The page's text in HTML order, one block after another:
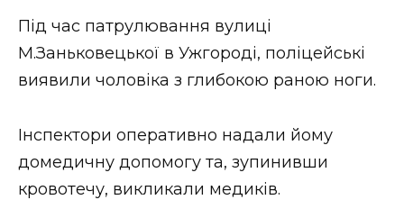
Втрачений Ужгород (відеоверсія)
ЗАКАРПАТСЬКІ НОВИНИ
Під час патрулювання вулиці
М.Заньковецької в Ужгороді, поліцейські
виявили чоловіка з глибокою раною ноги.
Інспектори оперативно надали йому
домедичну допомогу та, зупинивши
кровотечу, викликали медиків.